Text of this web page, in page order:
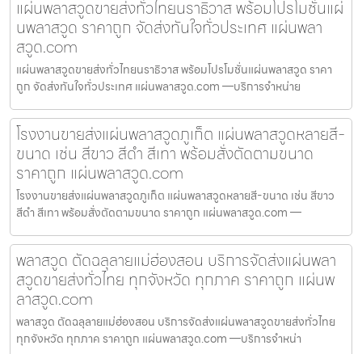
แผ่นพลาสวูดขายส่งทั่วไทยนราธิวาส พร้อมโปรโมชั่นแผ่
นพลาสวูด ราคาถูก จัดส่งทันใจทั่วประเทศ แผ่นพลา
สวูด.com
แผ่นพลาสวูดขายส่งทั่วไทยนราธิวาส พร้อมโปรโมชั่นแผ่นพลาสวูด ราคา
ถูก จัดส่งทันใจทั่วประเทศ แผ่นพลาสวูด.com —บริการจำหน่าย
โรงงานขายส่งแผ่นพลาสวูดภูเก็ต แผ่นพลาสวูดหลายสี-
ขนาด เช่น สีขาว สีดำ สีเทา พร้อมสั่งตัดตามขนาด
ราคาถูก แผ่นพลาสวูด.com
โรงงานขายส่งแผ่นพลาสวูดภูเก็ต แผ่นพลาสวูดหลายสี-ขนาด เช่น สีขาว
สีดำ สีเทา พร้อมสั่งตัดตามขนาด ราคาถูก แผ่นพลาสวูด.com —
พลาสวูด ตัดฉลุลายแม่ฮ่องสอน บริการจัดส่งแผ่นพลา
สวูดขายส่งทั่วไทย ทุกจังหวัด ทุกภาค ราคาถูก แผ่นพ
ลาสวูด.com
พลาสวูด ตัดฉลุลายแม่ฮ่องสอน บริการจัดส่งแผ่นพลาสวูดขายส่งทั่วไทย
ทุกจังหวัด ทุกภาค ราคาถูก แผ่นพลาสวูด.com —บริการจำหน่า